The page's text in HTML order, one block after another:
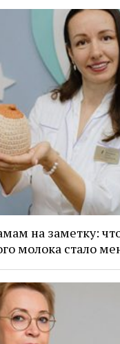
на заметку:
молока стало